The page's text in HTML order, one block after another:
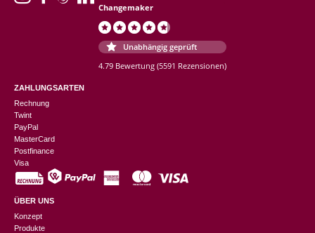
Changemaker
Unabhängig geprüft
4.79 Bewertung (5591 Rezensionen)
ZAHLUNGSARTEN
Rechnung
Twint
PayPal
MasterCard
Postfinance
Visa
ÜBER UNS
Konzept
Produkte